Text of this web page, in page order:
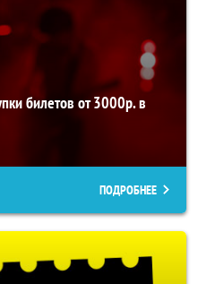
билетов от 3000р. в
ПОДРОБНЕЕ